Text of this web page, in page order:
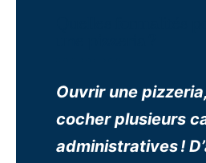
Ouvrir une
cocher plusieurs
administratives !